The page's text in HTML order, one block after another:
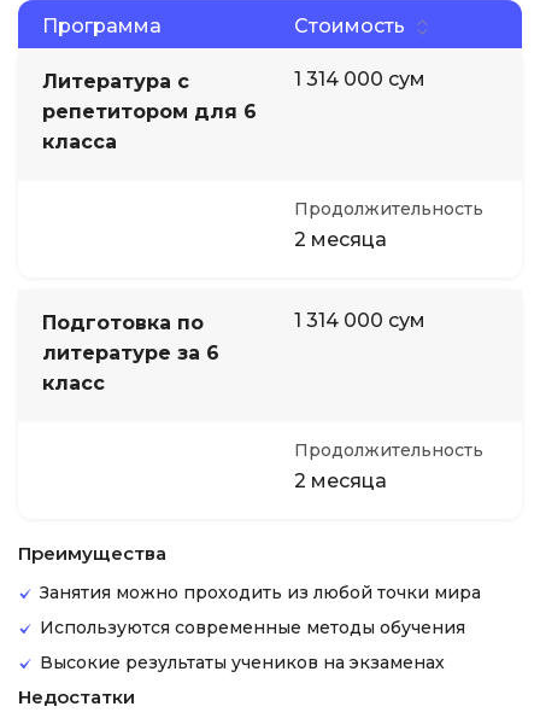
Программа Стоимость
Литература с
репетитором для 6
класса
1 314 000 сум
Продолжительность
2 месяца
Подготовка по
литературе за 6
класс
1 314 000 сум
Продолжительность
2 месяца
Преимущества
Занятия можно проходить из любой точки мира
Используются современные методы обучения
Высокие результаты учеников на экзаменах
Недостатки